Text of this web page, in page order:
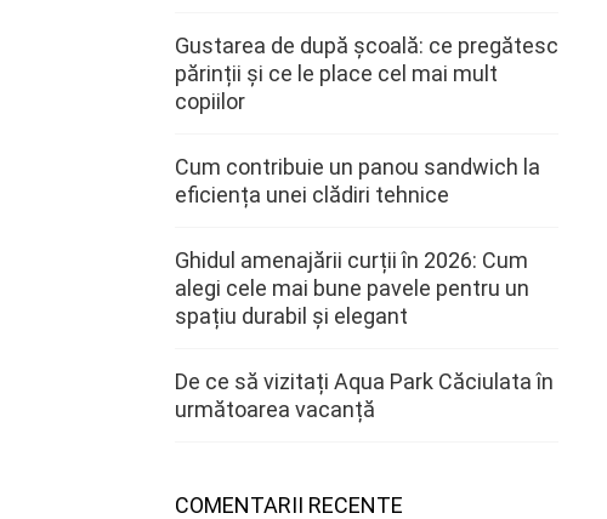
Gustarea de după școală: ce pregătesc
părinții și ce le place cel mai mult
copiilor
Cum contribuie un panou sandwich la
eficiența unei clădiri tehnice
Ghidul amenajării curții în 2026: Cum
alegi cele mai bune pavele pentru un
spațiu durabil și elegant
De ce să vizitați Aqua Park Căciulata în
următoarea vacanță
COMENTARII RECENTE